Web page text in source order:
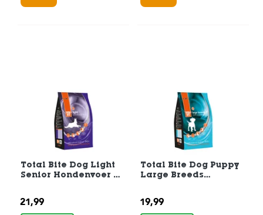
Total Bite Dog Light
Senior Hondenvoer 3
21,99
Total Bite Dog Puppy
Large Breeds
19,99